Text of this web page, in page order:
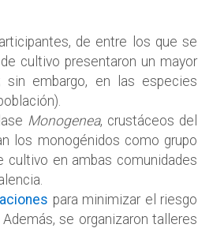
de entre los que se
cultivo presentaron un mayor
sin embargo, en las especies
Monogenea, crustáceos del
los monogénidos como grupo
cultivo en ambas comunidades
para minimizar el riesgo
se organizaron talleres